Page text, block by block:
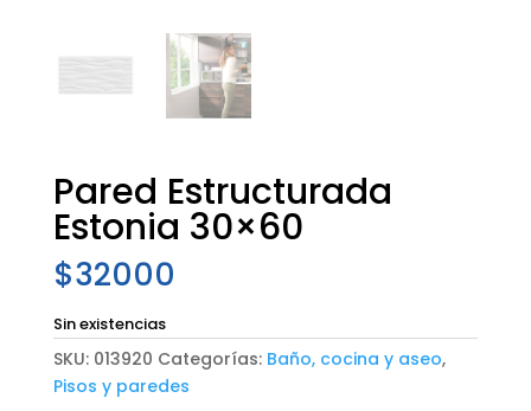
Pared Estructurada
Estonia 30×60
$32000
Sin existencias
SKU: 013920 Categorías: Baño, cocina y aseo,
Pisos y paredes